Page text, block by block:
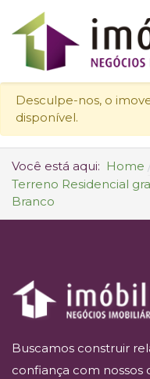
Desculpe-nos, o
disponível.
Você está aqui: Home
Terreno Residencial
Branco
Buscamos construir
confiança com nossos